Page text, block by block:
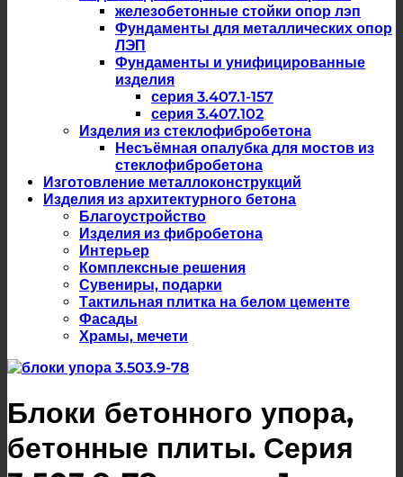
железобетонные стойки опор лэп
Фундаменты для металлических опор
ЛЭП
Фундаменты и унифицированные
изделия
серия 3.407.1-157
серия 3.407.102
Изделия из стеклофибробетона
Несъёмная опалубка для мостов из
стеклофибробетона
Изготовление металлоконструкций
Изделия из архитектурного бетона
Благоустройство
Изделия из фибробетона
Интерьер
Комплексные решения
Сувениры, подарки
Тактильная плитка на белом цементе
Фасады
Храмы, мечети
Блоки бетонного упора,
бетонные плиты. Серия